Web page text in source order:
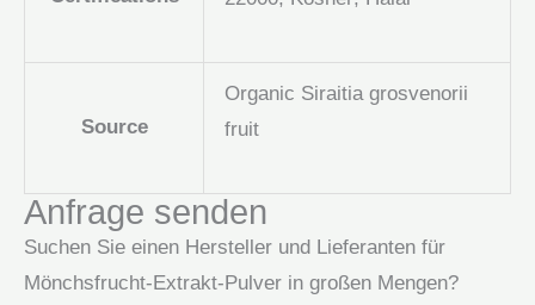
Source
Organic Siraitia grosvenorii
fruit
Anfrage senden
Suchen Sie einen Hersteller und Lieferanten für
Mönchsfrucht-Extrakt-Pulver in großen Mengen?